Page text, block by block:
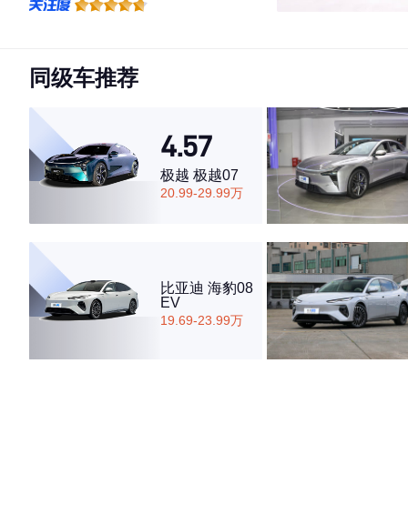
·空间表现较为优秀，优于52%同级车
同级车推荐
4.57
极越 极越07
20.99-29.99万
比亚迪 海豹08
EV
19.69-23.99万